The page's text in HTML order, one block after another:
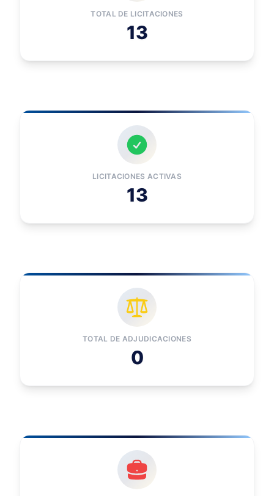
TOTAL DE LICITACIONES
13
LICITACIONES ACTIVAS
13
TOTAL DE ADJUDICACIONES
0